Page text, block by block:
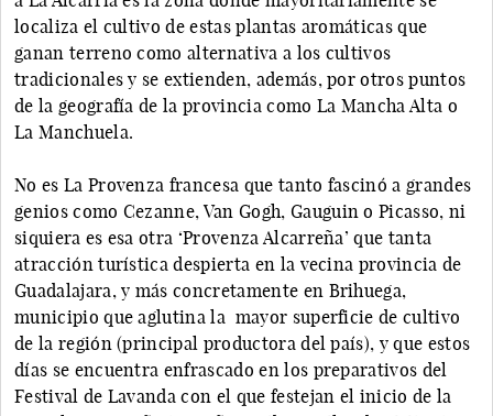
localiza el cultivo de estas plantas aromáticas que
ganan terreno como alternativa a los cultivos
tradicionales y se extienden, además, por otros puntos
de la geografía de la provincia como La Mancha Alta o
La Manchuela.
No es La Provenza francesa que tanto fascinó a grandes
genios como Cezanne, Van Gogh, Gauguin o Picasso, ni
siquiera es esa otra ‘Provenza Alcarreña’ que tanta
atracción turística despierta en la vecina provincia de
Guadalajara, y más concretamente en Brihuega,
municipio que aglutina la mayor superficie de cultivo
de la región (principal productora del país), y que estos
días se encuentra enfrascado en los preparativos del
Festival de Lavanda con el que festejan el inicio de la